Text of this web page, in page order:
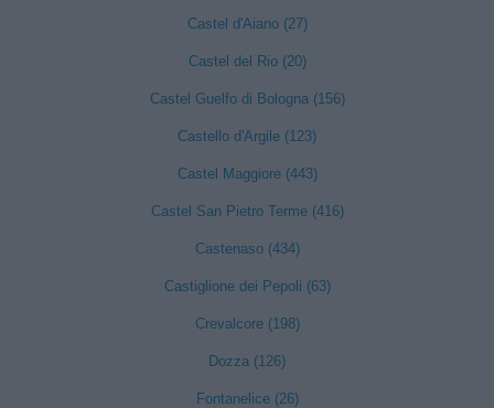
Castel d'Aiano (27)
Castel del Rio (20)
Castel Guelfo di Bologna (156)
Castello d'Argile (123)
Castel Maggiore (443)
Castel San Pietro Terme (416)
Castenaso (434)
Castiglione dei Pepoli (63)
Crevalcore (198)
Dozza (126)
Fontanelice (26)